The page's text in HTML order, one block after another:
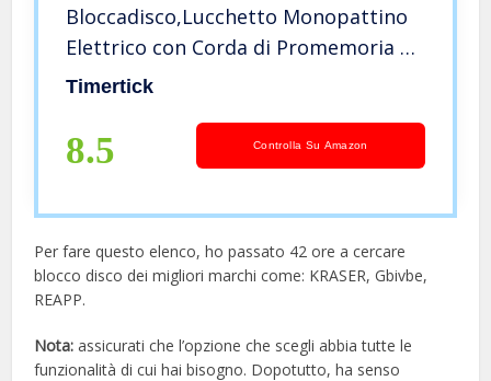
Bloccadisco,Lucchetto Monopattino
Elettrico con Corda di Promemoria e
2 Chiavi,Blocca Disco per
Timertick
8.5 Controlla Su Amazon
Per fare questo elenco, ho passato 42 ore a cercare
blocco disco dei migliori marchi come: KRASER, Gbivbe,
REAPP.
Nota: assicurati che l’opzione che scegli abbia tutte le
funzionalità di cui hai bisogno. Dopotutto, ha senso